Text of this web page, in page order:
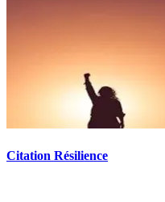
Citation Résilience